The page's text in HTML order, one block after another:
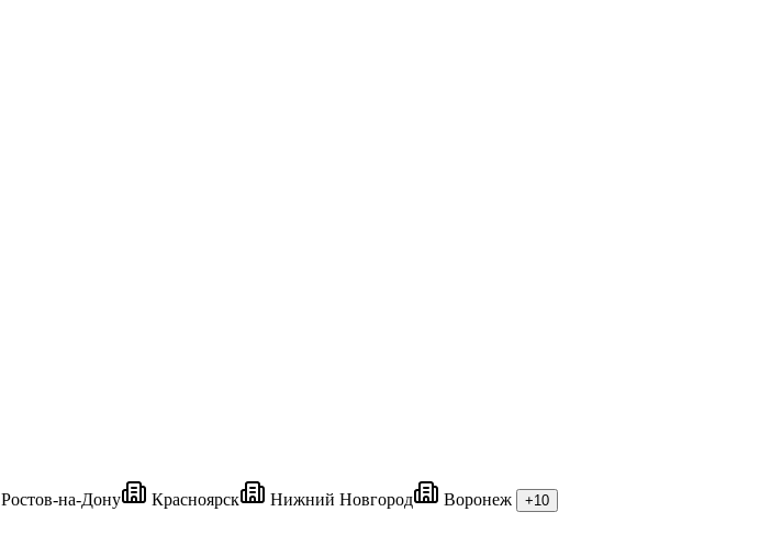
Ростов-на-Дону Красноярск Нижний Новгород Воронеж +10